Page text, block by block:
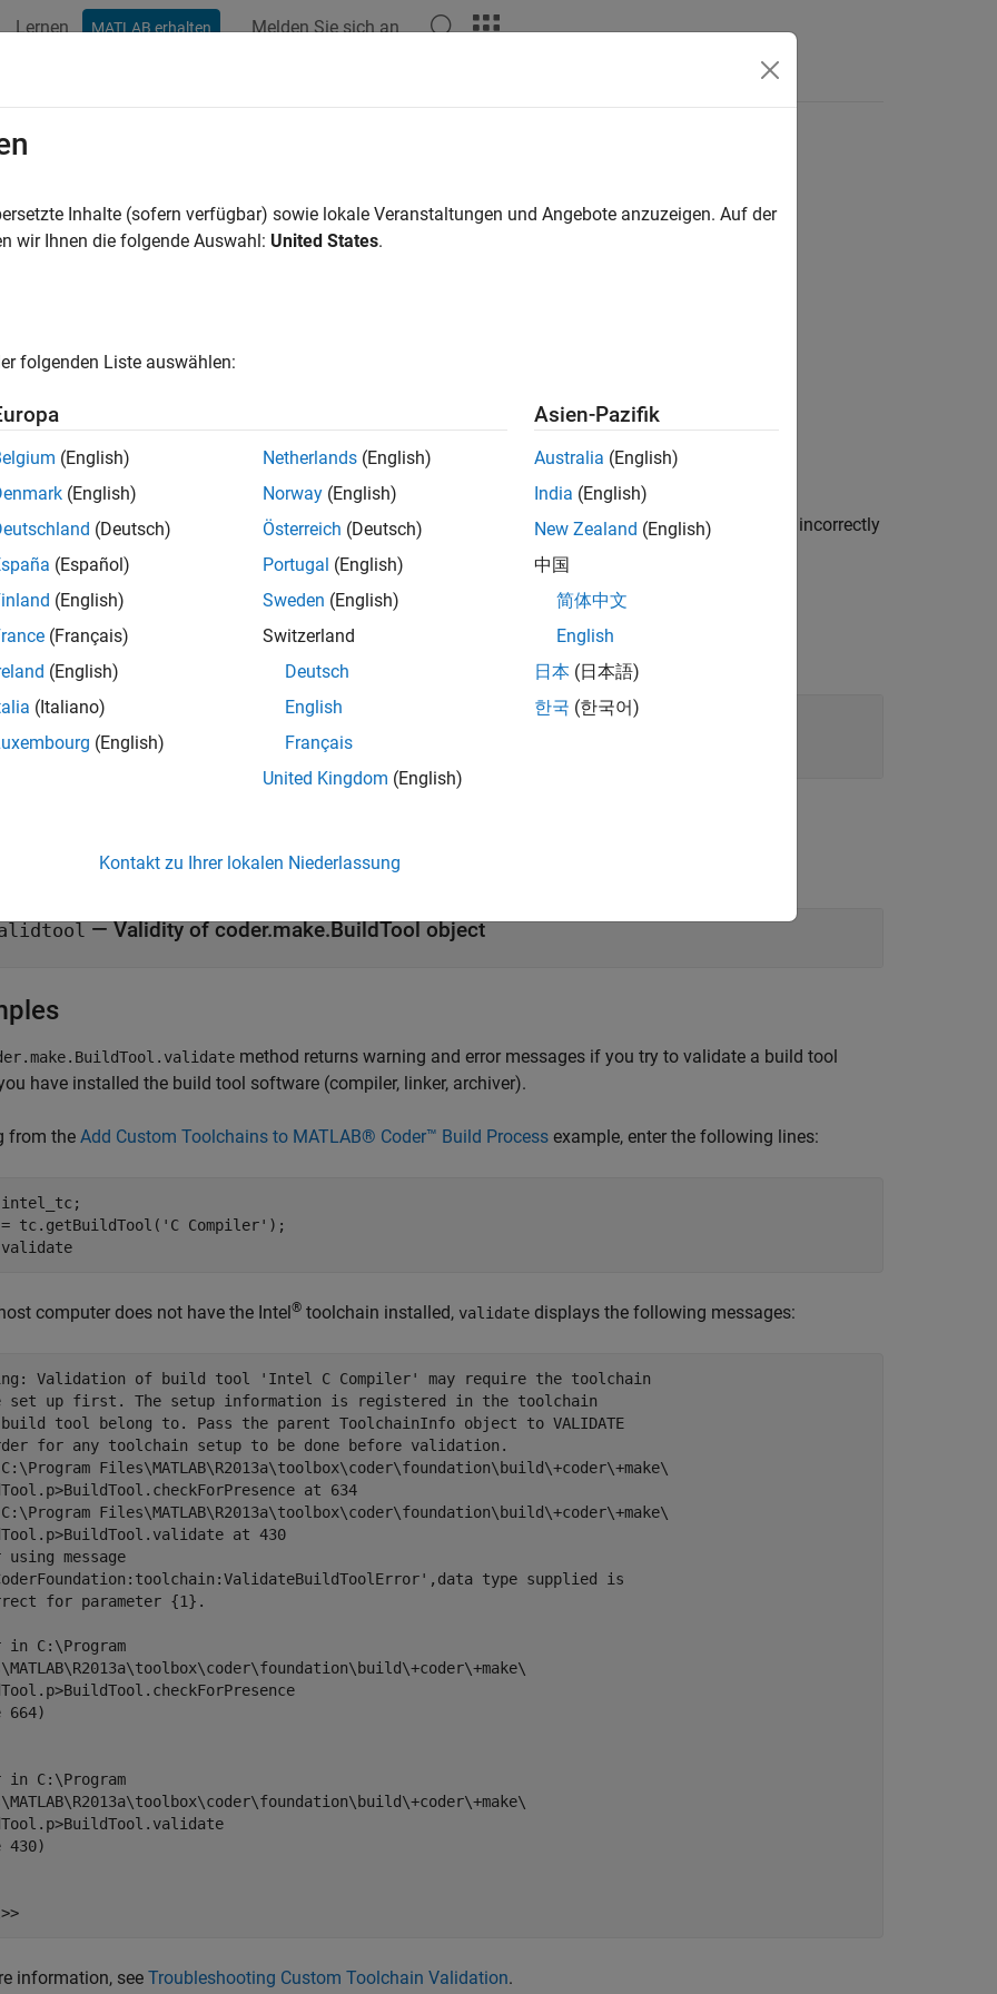
Lernen MATLAB erhalten Melden Sie sich an
coder.make
= h.validate
=h.validatevalidates the coder.make.BuildToolobject, and generates errors if any properties are incorrectly
Arguments
Object handle
— Validity of coder.make.BuildTool object
method returns warning and error messages if you try to validate a build tool
have installed the build tool software (compiler, linker, archiver).
from the Add Custom Toolchains to MATLAB® Coder™ Build Process example, enter the following lines:
tc.getBuildTool( 'C Compiler' );
computer does not have the Intel® toolchain installed, validate displays the following messages:
Validation of build tool 'Intel C Compiler' may require the toolchain
set up first. The setup information is registered in the toolchain
tool belong to. Pass the parent ToolchainInfo object to VALIDATE
for any toolchain setup to be done before validation.
Files\MATLAB\R2013a\toolbox\coder\foundation\build\+coder\+make\
at 634
Files\MATLAB\R2013a\toolbox\coder\foundation\build\+coder\+make\
at 430
message
type supplied is
for parameter {1}.
in C:\Program
in C:\Program
information, see Troubleshooting Custom Toolchain Validation.
Inhalte (sofern verfügbar) sowie lokale Veranstaltungen und Angebote anzuzeigen. Auf der
wir Ihnen die folgende Auswahl: United States.
folgenden Liste auswählen:
(English)
(English)
(Deutsch)
(Español)
(English)
(Français)
(English)
(Italiano)
(English)
Netherlands (English)
Norway (English)
Österreich (Deutsch)
Portugal (English)
Sweden (English)
Switzerland
Deutsch
English
Français
United Kingdom (English)
Asien-Pazifik
Australia (English)
India (English)
New Zealand (English)
中国
简体中文
English
日本 (日本語)
한국 (한국어)
Kontakt zu Ihrer lokalen Niederlassung